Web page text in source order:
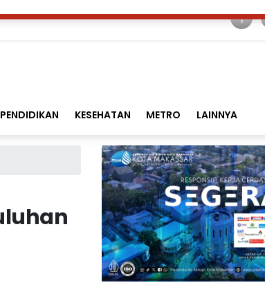
PENDIDIKAN KESEHATAN METRO LAINNYA